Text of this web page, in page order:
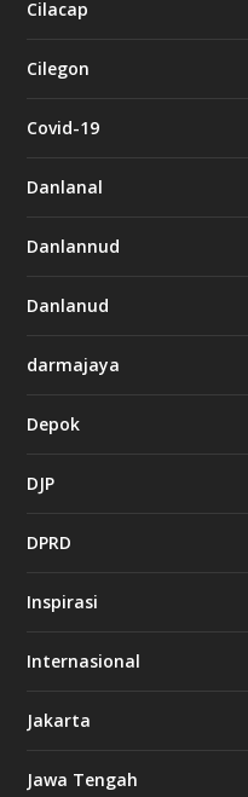
Cilacap
Cilegon
Covid-19
Danlanal
Danlannud
Danlanud
darmajaya
Depok
DJP
DPRD
Inspirasi
Internasional
Jakarta
Jawa Tengah